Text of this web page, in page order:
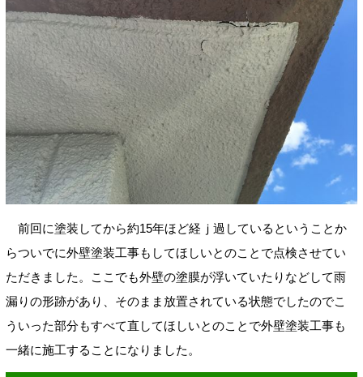
前回に塗装してから約15年ほど経ｊ過しているということか
らついでに外壁塗装工事もしてほしいとのことで点検させてい
ただきました。ここでも外壁の塗膜が浮いていたりなどして雨
漏りの形跡があり、そのまま放置されている状態でしたのでこ
ういった部分もすべて直してほしいとのことで外壁塗装工事も
一緒に施工することになりました。